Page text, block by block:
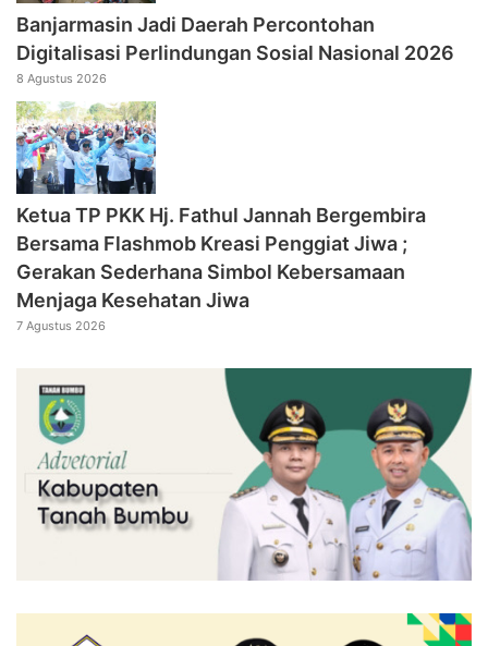
Banjarmasin Jadi Daerah Percontohan
Digitalisasi Perlindungan Sosial Nasional 2026
8 Agustus 2026
‎Ketua TP PKK Hj. Fathul Jannah Bergembira
Bersama Flashmob Kreasi Penggiat Jiwa ;
Gerakan Sederhana Simbol Kebersamaan
Menjaga Kesehatan Jiwa
7 Agustus 2026